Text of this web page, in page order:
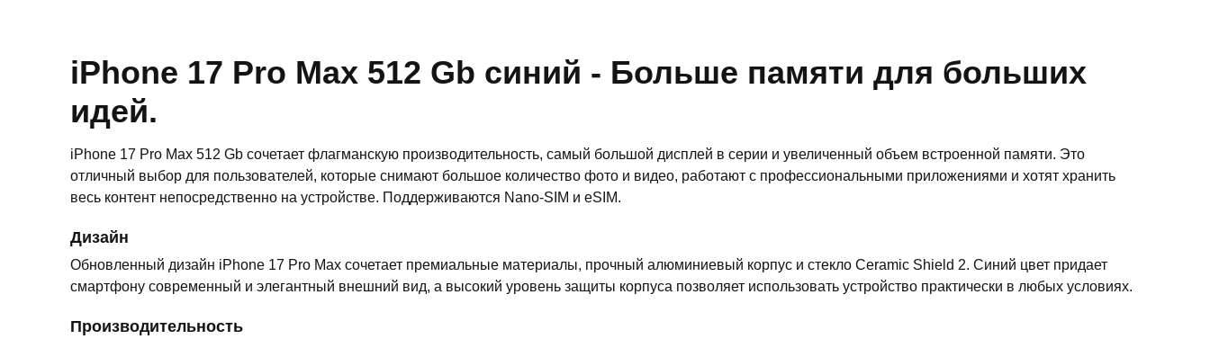
iPhone 17 Pro Max 512 Gb синий - Больше памяти для больших
идей.
iPhone 17 Pro Max 512 Gb сочетает флагманскую производительность, самый большой дисплей в серии и увеличенный объем встроенной памяти. Это
отличный выбор для пользователей, которые снимают большое количество фото и видео, работают с профессиональными приложениями и хотят хранить
весь контент непосредственно на устройстве. Поддерживаются Nano-SIM и eSIM.
Дизайн
Обновленный дизайн iPhone 17 Pro Max сочетает премиальные материалы, прочный алюминиевый корпус и стекло Ceramic Shield 2. Синий цвет придает
смартфону современный и элегантный внешний вид, а высокий уровень защиты корпуса позволяет использовать устройство практически в любых условиях.
Производительность